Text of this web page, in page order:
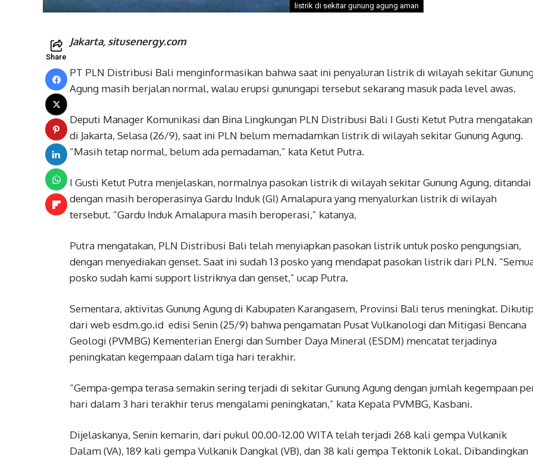
listrik di sekitar gunung agung aman
Share
Jakarta, situsenergy.com
PT PLN Distribusi Bali menginformasikan bahwa saat ini penyaluran listrik ‎di wilayah sekitar
Agung masih berjalan normal, walau erupsi gunungapi tersebut sekarang masuk pada level awas.
Deputi Manager Komunikasi dan Bina Lingkungan PLN Distribusi Bali‎ I Gusti Ketut Putra
di Jakarta, Selasa (26/9), saat ini PLN belum memadamkan listrik di wilayah sekitar Gunung Agung.
“Masih tetap normal, belum ada pemadaman,” kata Ketut Putra.
I Gusti Ketut Putra menjelaskan, normalnya pasokan listrik di wilayah sekitar Gunung Agung, ditandai
dengan masih beroperasinya Gardu Induk (GI) Amalapura yang menyalurkan listrik di wilayah
tersebut. “Gardu Induk Amalapur‎a masih beroperasi,” katanya,
Putra mengatakan, PLN Distribusi Bali telah‎ menyiapkan pasokan listrik untuk posko pengungsian,
dengan menyediakan genset. Saat ini sudah 13 posko yang mendapat pasokan listrik dari PLN.
posko sudah kami support listriknya dan genset,” ucap Putra.
Sementara, aktivitas Gunung Agung di Kabupaten Karangasem, Provinsi Bali terus meningkat. Dikutip
dari web esdm.go.id edisi Senin (25/9) bahwa pengamatan Pusat Vulkanologi dan Mitigasi Bencana
Geologi (PVMBG) Kementerian Energi dan Sumber Daya Mineral (ESDM) mencatat terjadinya
peningkatan kegempaan dalam tiga hari terakhir.
“Gempa-gempa terasa semakin sering terjadi di sekitar Gunung Agung dengan jumlah kegempaan
hari dalam 3 hari terakhir terus mengalami peningkatan,” kata Kepala PVMBG, Kasbani.
Dijelaskanya, Senin kemarin, dari pukul 00.00-12.00 WITA telah terjadi 268 kali gempa Vulkanik
Dalam (VA), 189 kali gempa Vulkanik Dangkal (VB), dan 38 kali gempa Tektonik Lokal. Dibandingkan